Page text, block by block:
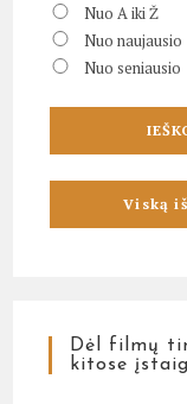
Nuo A iki Ž
Nuo naujausio
Nuo seniausio
Dėl filmų
kitose